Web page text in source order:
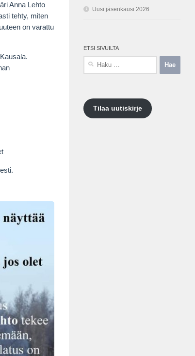
Anna Lehto
tehty, miten
on varattu
Uusi jäsenkausi 2026
ETSI SIVUILTA
Tilaa uutiskirje